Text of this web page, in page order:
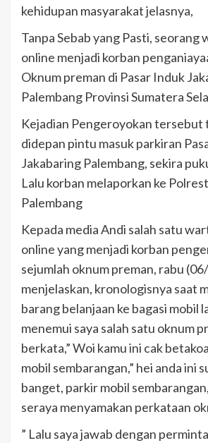
kehidupan masyarakat jelasnya,
Tanpa Sebab yang Pasti, seorang
online menjadi korban
Oknum preman di Pasar Induk
Palembang Provinsi Sumatera
Kejadian Pengeroyokan tersebut
didepan pintu masuk parkiran
Jakabaring Palembang, sekira
Lalu korban melaporkan ke
Palembang
Kepada media Andi salah satu
online yang menjadi korban
sejumlah oknum preman, rabu
menjelaskan, kronologisnya saat
barang belanjaan ke bagasi mobil
menemui saya salah satu oknum
berkata,” Woi kamu ini cak
mobil sembarangan,” hei anda ini
banget, parkir mobil
seraya menyamakan perkataan
” Lalu saya jawab dengan